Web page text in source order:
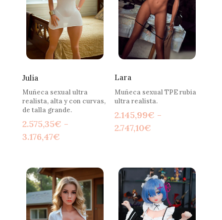
Julia
Muñeca sexual ultra
realista, alta y con curvas,
de talla grande.
2.575,35€ -
3.176,47€Rango
desde
2.575,35€
hasta
3.176,47€
Lara
Muñeca sexual TPE rubia
ultra realista.
2.145,99€ -
2.747,10€
desde
2.145,99€
hasta
2.747,10€